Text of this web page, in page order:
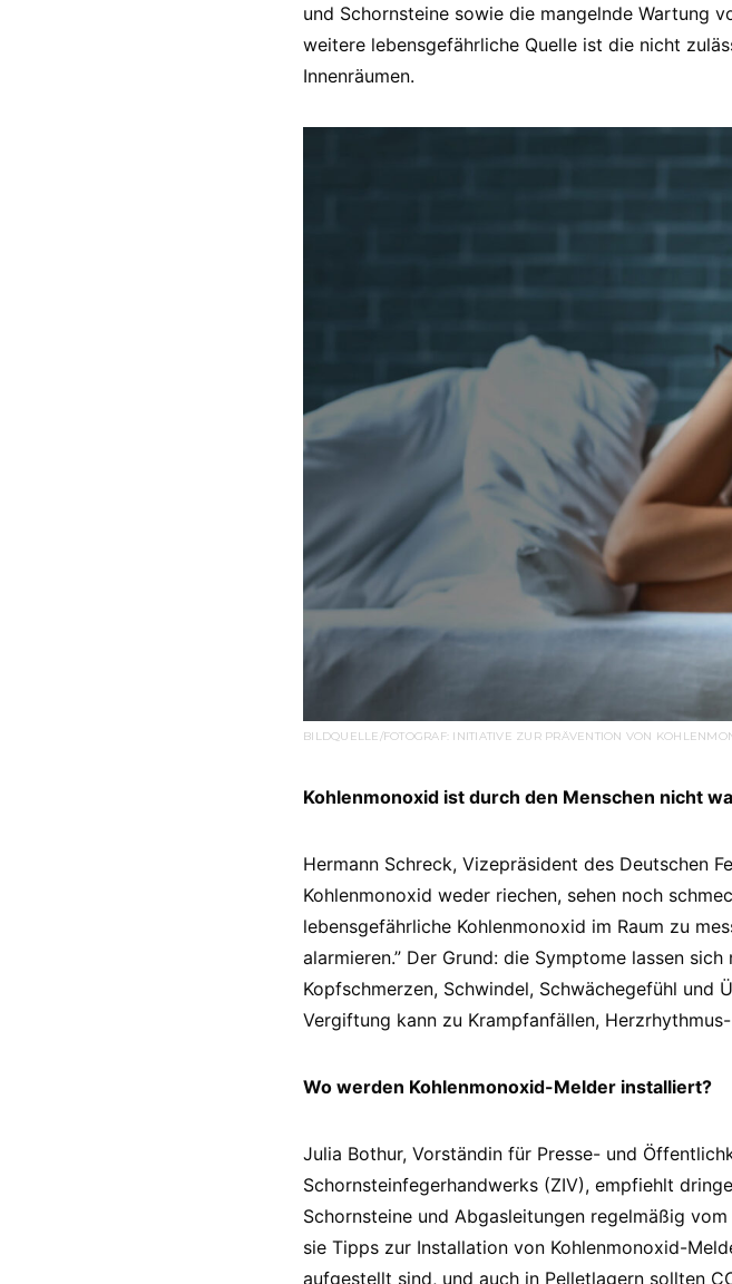
und Schornsteine sowie die mangelnde Wartung
weitere lebensgefährliche Quelle ist die nicht
Innenräumen.
BILDQUELLE/FOTOGRAF: INITIATIVE ZUR PRÄVENTION VON
Kohlenmonoxid ist durch den Menschen nicht
Hermann Schreck, Vizepräsident des Deutschen
Kohlenmonoxid weder riechen, sehen noch
lebensgefährliche Kohlenmonoxid im Raum zu
alarmieren.” Der Grund: die Symptome lassen
Kopfschmerzen, Schwindel, Schwächegefühl und
Vergiftung kann zu Krampfanfällen,
Wo werden Kohlenmonoxid-Melder installiert?
Julia Bothur, Vorständin für Presse- und
Schornsteinfegerhandwerks (ZIV), empfiehlt
Schornsteine und Abgasleitungen regelmäßig
sie Tipps zur Installation von Kohlenmonoxid-
aufgestellt sind, und auch in Pelletlagern sollten